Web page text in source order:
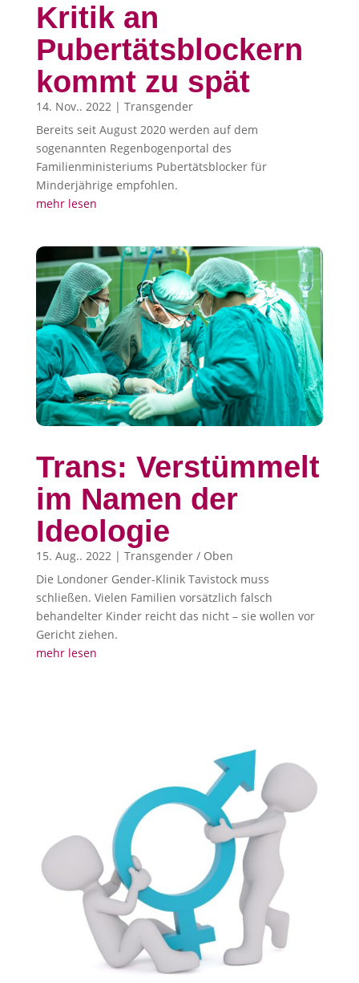
Kritik an
Pubertätsblockern
kommt zu spät
14. Nov.. 2022| Transgender
Bereits seit August 2020 werden auf dem
sogenannten Regenbogenportal des
Familienministeriums Pubertätsblocker für
Minderjährige empfohlen.
mehr lesen
Trans: Verstümmelt
im Namen der
Ideologie
15. Aug.. 2022| Transgender / Oben
Die Londoner Gender-Klinik Tavistock muss
schließen. Vielen Familien vorsätzlich falsch
behandelter Kinder reicht das nicht – sie wollen vor
Gericht ziehen.
mehr lesen